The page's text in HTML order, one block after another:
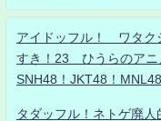
アイドッフル！ ワタク
すき！23 ひうらのアニ
SNH48！JKT48！
タダッフル！ネトゲ廃